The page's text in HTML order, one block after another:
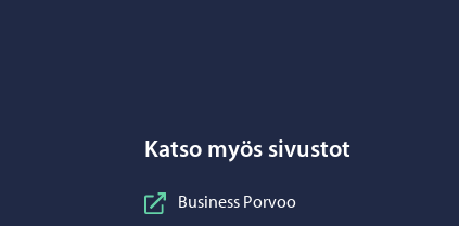
Katso myös sivustot
Business Porvoo